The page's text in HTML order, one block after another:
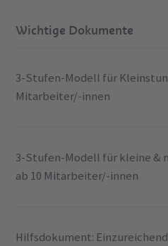
Wichtige Dokumente
3-Stufen-Modell für
Mitarbeiter/-innen
3-Stufen-Modell für kleine &
ab 10 Mitarbeiter/-innen
Hilfsdokument: